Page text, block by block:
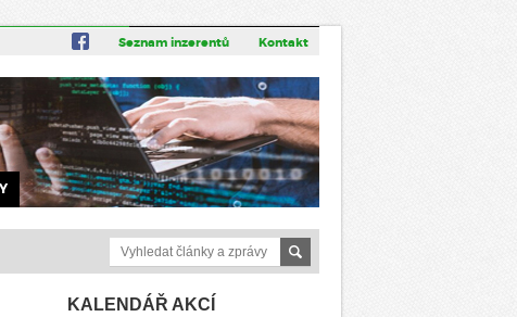
Seznam inzerentů Kontakt
KALENDÁŘ AKCÍ